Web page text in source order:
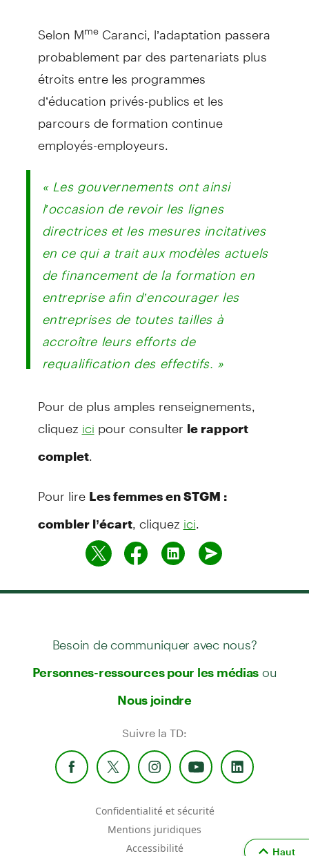
Selon MmeCaranci, l’adaptation passera
probablement par des partenariats plus
étroits entre les programmes
d’éducation privés-publics et les
parcours de formation continue
employés-employeurs.
« Les gouvernements ont ainsi
l’occasion de revoir les lignes
directrices et les mesures incitatives
en ce qui a trait aux modèles actuels
de financement de la formation en
entreprise afin d’encourager les
entreprises de toutes tailles à
accroître leurs efforts de
requalification des effectifs. »
Pour de plus amples renseignements,
cliquez ici pour consulter le rapport
complet.
Pour lire Les femmes en STGM :
combler l’écart, cliquez ici
Besoin de communiquer avec nous?
Personnes-ressources pour les médias ou
Nous joindre
Suivre la TD:
Confidentialité et sécurité
Mentions juridiques
Accessibilité
Haut